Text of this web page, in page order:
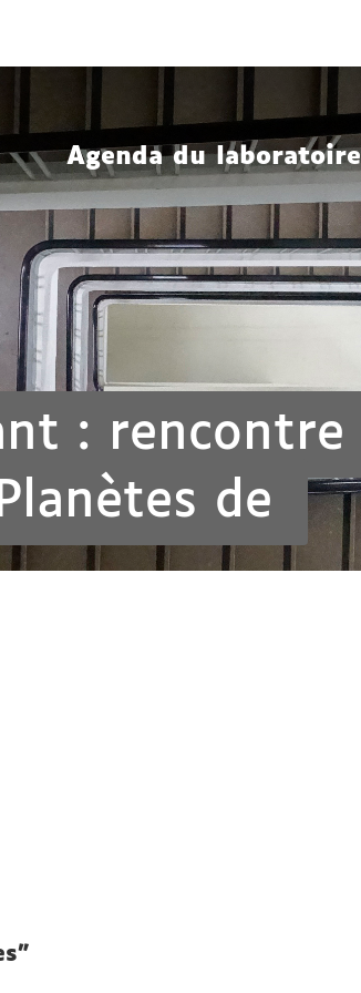
contenu
Agenda du laboratoire
: rencontre
de